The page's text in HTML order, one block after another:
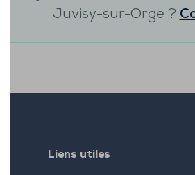
Juvisy-sur-Orge ?
Liens utiles